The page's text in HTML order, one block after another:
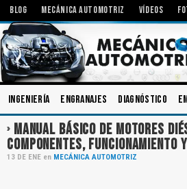
BLOG MECÁNICA AUTOMOTRIZ VÍDEOS
Ingeniería Engranajes Diagnóstico
MANUAL BÁSICO DE MOTORES
COMPONENTES, FUNCIONAMIENTO
13 DE ENE en MECÁNICA AUTOMOTRIZ